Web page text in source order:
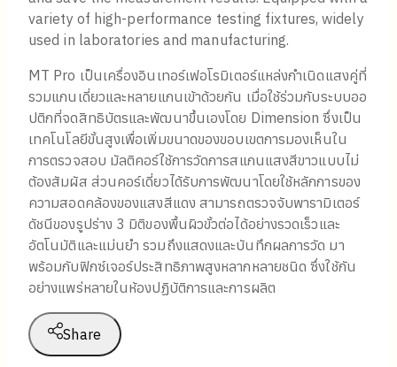
variety of high-performance testing fixtures, widely
used in laboratories and manufacturing.
MT Pro เป็นเครื่องอินเทอร์เฟอโรมิเตอร์แหล่งกำเนิดแสงคู่ที่
รวมแกนเดี่ยวและหลายแกนเข้าด้วยกัน เมื่อใช้ร่วมกับระบบออ
ปติกที่จดสิทธิบัตรและพัฒนาขึ้นเองโดย Dimension ซึ่งเป็น
เทคโนโลยีขั้นสูงเพื่อเพิ่มขนาดของขอบเขตการมองเห็นใน
การตรวจสอบ มัลติคอร์ใช้การวัดการสแกนแสงสีขาวแบบไม่
ต้องสัมผัส ส่วนคอร์เดี่ยวได้รับการพัฒนาโดยใช้หลักการของ
ความสอดคล้องของแสงสีแดง สามารถตรวจจับพารามิเตอร์
ดัชนีของรูปร่าง 3 มิติของพื้นผิวขั้วต่อได้อย่างรวดเร็วและ
อัตโนมัติและแม่นยำ รวมถึงแสดงและบันทึกผลการวัด มา
พร้อมกับฟิกซ์เจอร์ประสิทธิภาพสูงหลากหลายชนิด ซึ่งใช้กัน
อย่างแพร่หลายในห้องปฏิบัติการและการผลิต
Share